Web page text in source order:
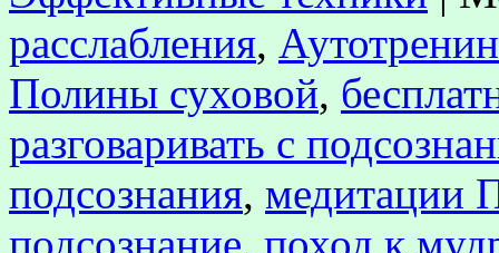
расслабления,
Полины суховой,
разговаривать с
подсознания, медитации